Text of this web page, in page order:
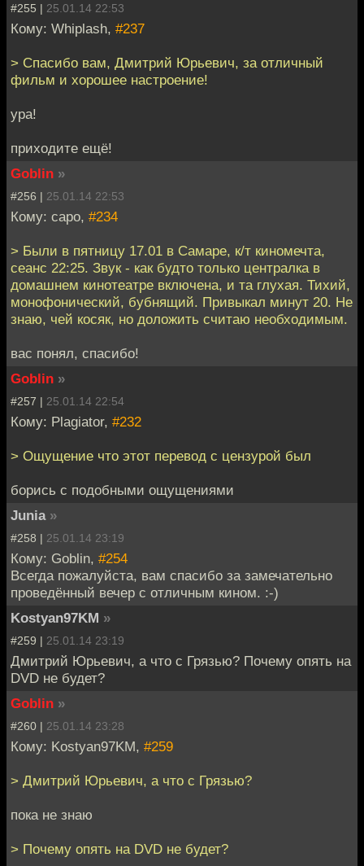
#255 | 25.01.14 22:53
Кому: Whiplash, #237
> Спасибо вам, Дмитрий Юрьевич, за отличный
фильм и хорошее настроение!
ура!
приходите ещё!
Goblin »
#256 | 25.01.14 22:53
Кому: capo, #234
> Были в пятницу 17.01 в Самаре, к/т киномечта,
сеанс 22:25. Звук - как будто только централка в
домашнем кинотеатре включена, и та глухая. Тихий,
монофонический, бубнящий. Привыкал минут 20. Не
знаю, чей косяк, но доложить считаю необходимым.
вас понял, спасибо!
Goblin »
#257 | 25.01.14 22:54
Кому: Plagiator, #232
> Ощущение что этот перевод с цензурой был
борись с подобными ощущениями
Junia »
#258 | 25.01.14 23:19
Кому: Goblin, #254
Всегда пожалуйста, вам спасибо за замечательно
проведённый вечер с отличным кином. :-)
Kostyan97KM »
#259 | 25.01.14 23:19
Дмитрий Юрьевич, а что с Грязью? Почему опять на
DVD не будет?
Goblin »
#260 | 25.01.14 23:28
Кому: Kostyan97KM, #259
> Дмитрий Юрьевич, а что с Грязью?
пока не знаю
> Почему опять на DVD не будет?